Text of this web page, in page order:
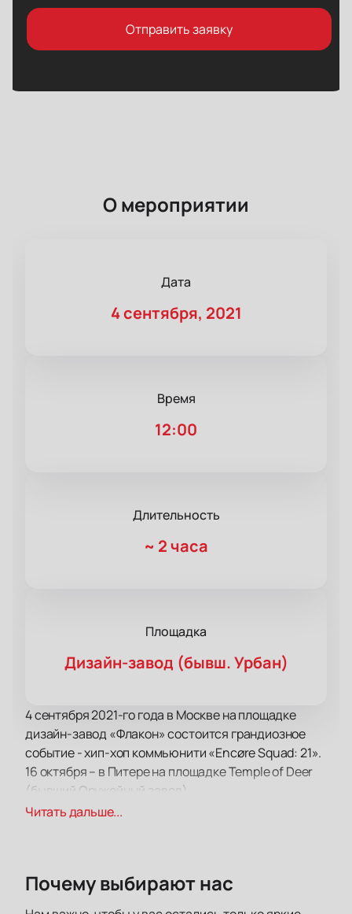
Отправить заявку
О мероприятии
Дата
4 сентября, 2021
Время
12:00
Длительность
~ 2 часа
Площадка
Дизайн-завод (бывш. Урбан)
4 сентября 2021-го года в Москве на площадке
дизайн-завод «Флакон» состоится грандиозное
событие - хип-хоп коммьюнити «Encøre Squad: 21».
16 октября – в Питере на площадке Temple of Deer
(бывший Оружейный завод).
В этом году хип-хоп движ пройдет в обеих
выступлением.
Читать дальше...
Почему выбирают нас